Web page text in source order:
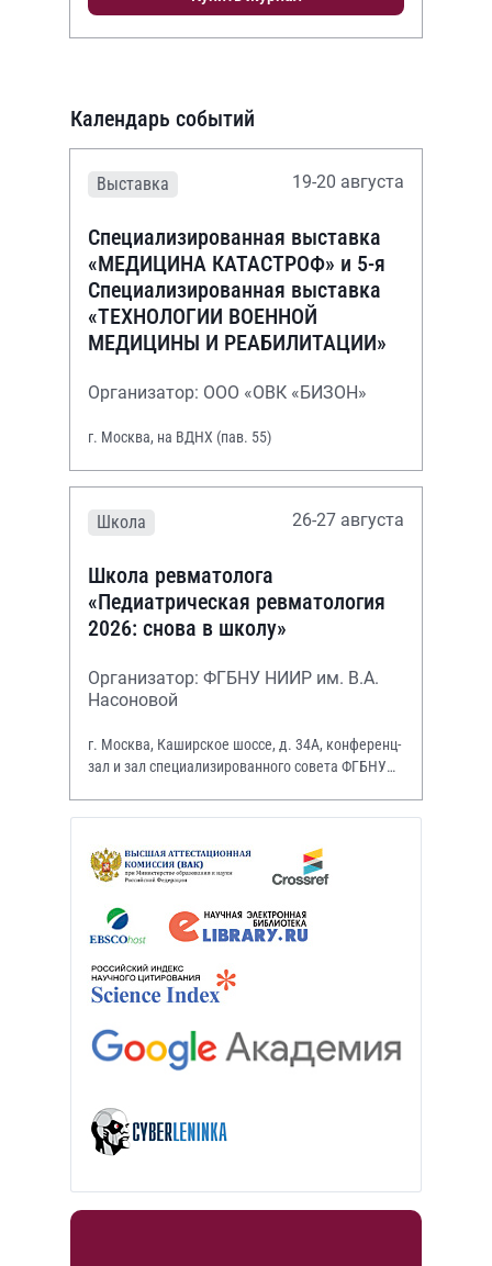
Календарь событий
Выставка 19-20 августа
Специализированная выставка
«МЕДИЦИНА КАТАСТРОФ» и 5-я
Специализированная выставка
«ТЕХНОЛОГИИ ВОЕННОЙ
МЕДИЦИНЫ И РЕАБИЛИТАЦИИ»
Организатор: ООО «ОВК «БИЗОН»
г. Москва, на ВДНХ (пав. 55)
Школа 26-27 августа
Школа ревматолога
«Педиатрическая ревматология
2026: снова в школу»
Организатор: ФГБНУ НИИР им. В.А.
Насоновой
г. Москва, Каширское шоссе, д. 34А, конференц-
зал и зал специализированного совета ФГБНУ